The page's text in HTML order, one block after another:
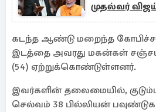
முதல்வர்
கடந்த ஆண்டு மறைந்த
இடத்தை அவரது மகன்கள் சஞ்சய்
(54) ஏற்றுக்கொண்டுள்ளனர்.
இவர்களின் தலைமையில்,
செல்வம் 38 பில்லியன்